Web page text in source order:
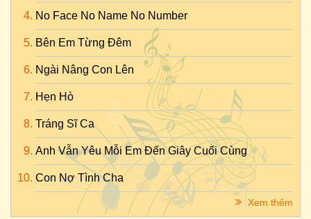
No Face No Name No Number
Bên Em Từng Đêm
Ngài Nâng Con Lên
Hẹn Hò
Tráng Sĩ Ca
Anh Vẫn Yêu Mỗi Em Đến Giây Cuối Cùng
Con Nợ Tình Cha
Xem thêm